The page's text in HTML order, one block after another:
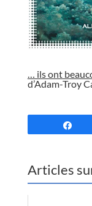
… ils ont
d’Adam-Troy
Articles